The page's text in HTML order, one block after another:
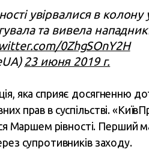
увірвалися в колону
та вивела
0ZhgSOnY2H
23 июня 2019 г.
яка сприяє досягненню
прав в суспільстві.
Маршем рівності. Перший
супротивників заходу.